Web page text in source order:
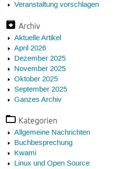
Veranstaltung vorschlagen
Archiv
Aktuelle Artikel
April 2026
Dezember 2025
November 2025
Oktober 2025
September 2025
Ganzes Archiv
Kategorien
Allgemeine Nachrichten
Buchbesprechung
Kwami
Linux und Open Source